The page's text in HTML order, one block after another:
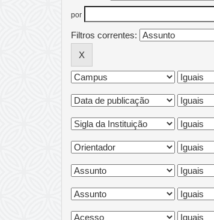
por
Filtros correntes: